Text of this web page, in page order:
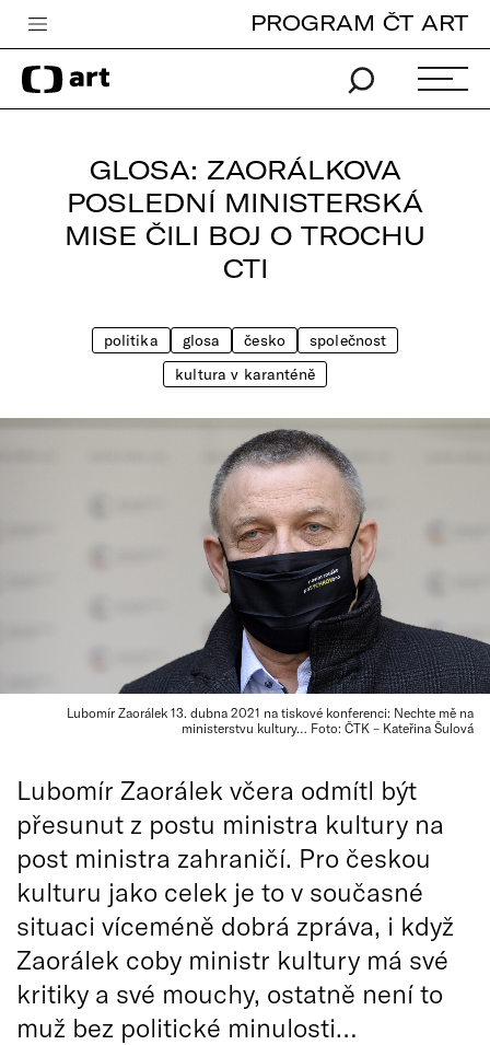
Česká televize
Zpravodajství
iVysílání
TV program
PROGRAM ČT ART
GLOSA: ZAORÁLKOVA
POSLEDNÍ MINISTERSKÁ
MISE ČILI BOJ O TROCHU
CTI
politika glosa česko
společnost
kultura v karanténě
Lubomír Zaorálek 13. dubna 2021 na tiskové konferenci: Nechte mě na
ministerstvu kultury… Foto: ČTK – Kateřina Šulová
Lubomír Zaorálek včera odmítl být
přesunut z postu ministra kultury na
post ministra zahraničí. Pro českou
kulturu jako celek je to v současné
situaci víceméně dobrá zpráva, i když
Zaorálek coby ministr kultury má své
kritiky a své mouchy, ostatně není to
muž bez politické minulosti…